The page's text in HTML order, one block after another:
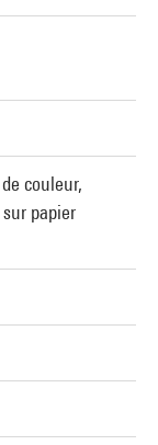
couleur,
papier